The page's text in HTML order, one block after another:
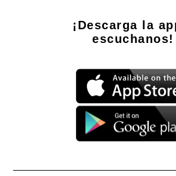
¡Descarga la
escuchanos!